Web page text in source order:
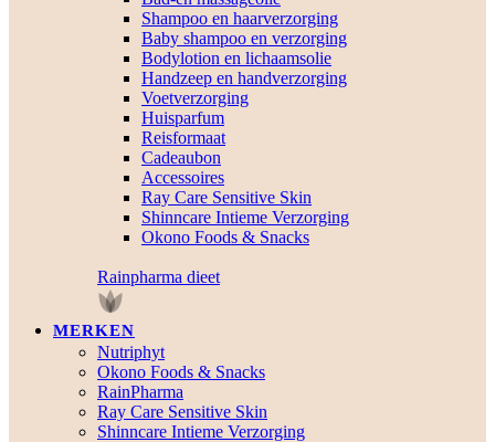
Shampoo en haarverzorging
Baby shampoo en verzorging
Bodylotion en lichaamsolie
Handzeep en handverzorging
Voetverzorging
Huisparfum
Reisformaat
Cadeaubon
Accessoires
Ray Care Sensitive Skin
Shinncare Intieme Verzorging
Okono Foods & Snacks
Rainpharma dieet
MERKEN
Nutriphyt
Okono Foods & Snacks
RainPharma
Ray Care Sensitive Skin
Shinncare Intieme Verzorging